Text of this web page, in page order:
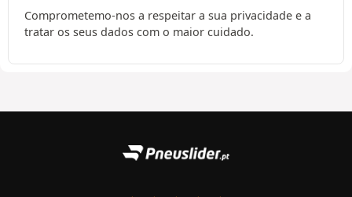
Comprometemo-nos a respeitar a sua privacidade e a
tratar os seus dados com o maior cuidado.